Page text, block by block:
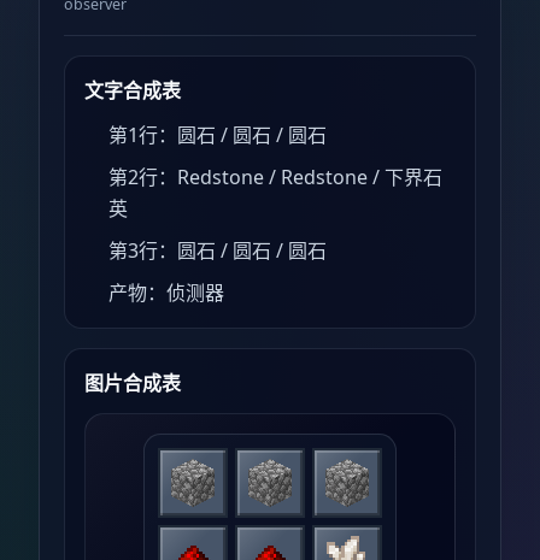
文字合成表
第1行：圆石 / 圆石 / 圆石
第2行：Redstone / Redstone / 下界石
英
第3行：圆石 / 圆石 / 圆石
产物：侦测器
图片合成表